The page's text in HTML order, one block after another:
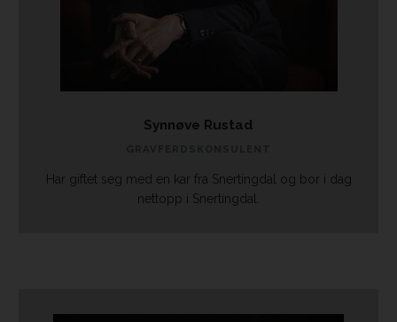
Synnøve Rustad
​Har giftet seg med en kar fra Snertingdal og bor i dag
nettopp i Snertingdal.